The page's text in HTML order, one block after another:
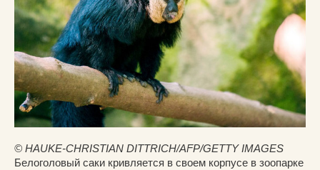
© HAUKE-CHRISTIAN DITTRICH/AFP/GETTY IMAGES
Белоголовый саки кривляется в своем корпусе в зоопарке